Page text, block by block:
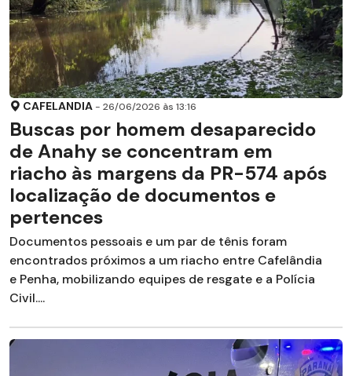
CAFELANDIA - 26/06/2026 às 13:16
Buscas por homem desaparecido
de Anahy se concentram em
riacho às margens da PR-574 após
localização de documentos e
pertences
Documentos pessoais e um par de tênis foram
encontrados próximos a um riacho entre Cafelândia
e Penha, mobilizando equipes de resgate e a Polícia
Civil....